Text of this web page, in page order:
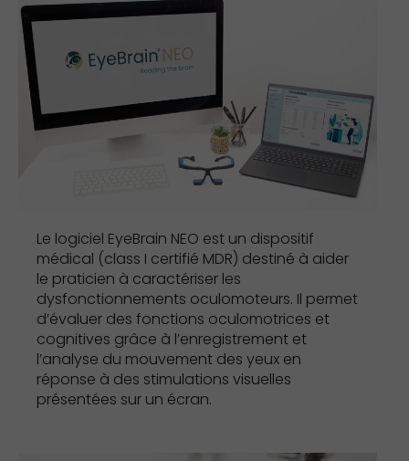
Le logiciel EyeBrain NEO est un dispositif
médical (class I certifié MDR) destiné à aider
le praticien à caractériser les
dysfonctionnements oculomoteurs. Il permet
d’évaluer des fonctions oculomotrices et
cognitives grâce à l’enregistrement et
l’analyse du mouvement des yeux en
réponse à des stimulations visuelles
présentées sur un écran.